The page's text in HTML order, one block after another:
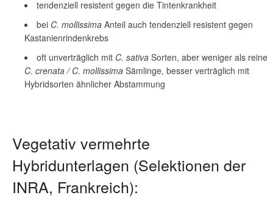
tendenziell resistent gegen die Tintenkrankheit
bei C. mollissima Anteil auch tendenziell resistent gegen
Kastanienrindenkrebs
oft unverträglich mit C. sativa Sorten, aber weniger als reine
C. crenata / C. mollissima Sämlinge, besser verträglich mit
Hybridsorten ähnlicher Abstammung
Vegetativ vermehrte
Hybridunterlagen (Selektionen der
INRA, Frankreich):